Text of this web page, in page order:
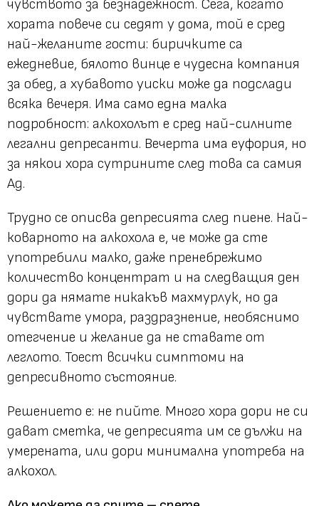
чувството за безнадежност. Сега, когато
хората повече си седят у дома, той е сред
най-желаните гости: биричките са
ежедневие, бялото винце е чудесна компания
за обед, а хубавото уиски може да подслади
всяка вечеря. Има само една малка
подробност: алкохолът е сред най-силните
легални депресанти. Вечерта има еуфория, но
за някои хора сутрините след това са самия
Ад.
Трудно се описва депресията след пиене. Най-
коварното на алкохола е, че може да сте
употребили малко, даже пренебрежимо
количество концентрат и на следващия ден
дори да нямате никакъв махмурлук, но да
чувствате умора, раздразнение, необяснимо
отегчение и желание да не ставате от
леглото. Тоест всички симптоми на
депресивното състояние.
Решението е: не пийте. Много хора дори не си
дават сметка, че депресията им се дължи на
умерената, или дори минимална употреба на
алкохол.